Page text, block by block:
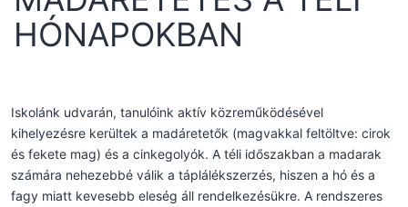
HÓNAPOKBAN
Iskolánk udvarán, tanulóink aktív közreműködésével
kihelyezésre kerültek a madáretetők (magvakkal feltöltve: cirok
és fekete mag) és a cinkegolyók. A téli időszakban a madarak
számára nehezebbé válik a táplálékszerzés, hiszen a hó és a
fagy miatt kevesebb eleség áll rendelkezésükre. A rendszeres